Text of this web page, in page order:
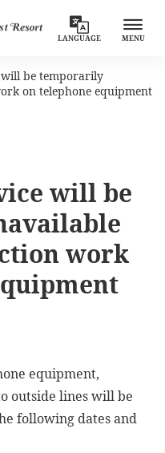
LANGUAGE MENU
will be temporarily
on telephone equipment
will be
work
equipment,
outside lines will be
following dates and